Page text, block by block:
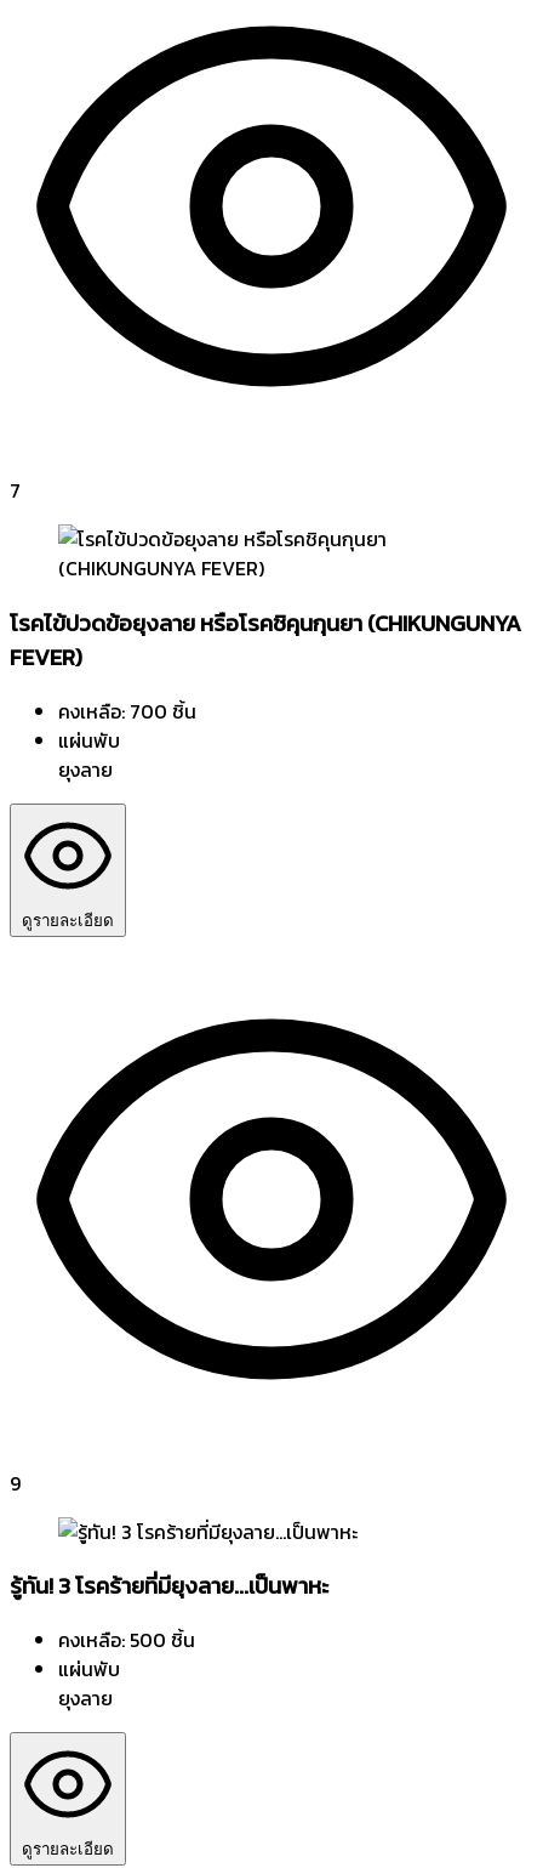
7
โรคไข้ปวดข้อยุงลาย หรือโรคชิคุนกุนยา (CHIKUNGUNYA
FEVER)
คงเหลือ: 700 ชิ้น
แผ่นพับ
ยุงลาย
ดูรายละเอียด
9
รู้ทัน! 3 โรคร้ายที่มียุงลาย...เป็นพาหะ
คงเหลือ: 500 ชิ้น
แผ่นพับ
ยุงลาย
ดูรายละเอียด